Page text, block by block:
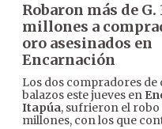
Robaron más de G.
millones a
oro asesinados en
Encarnación
Los dos compradores
balazos este jueves en
Itapúa, sufrieron el robo
millones, con los que